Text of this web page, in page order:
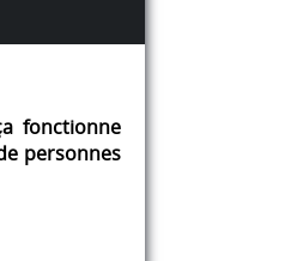
fonctionne
personnes